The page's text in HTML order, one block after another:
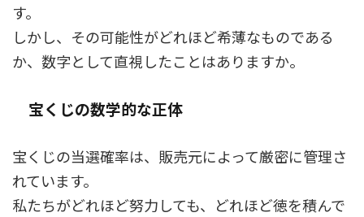
す。
しかし、その可能性がどれほど希薄なものである
か、数字として直視したことはありますか。
宝くじの数学的な正体
宝くじの当選確率は、販売元によって厳密に管理さ
れています。
私たちがどれほど努力しても、どれほど徳を積んで